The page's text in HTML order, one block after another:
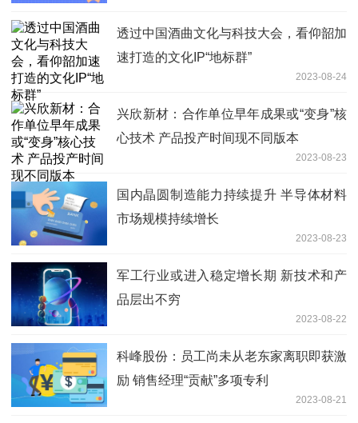
透过中国酒曲文化与科技大会，看仰韶加
速打造的文化IP“地标群”
2023-08-24
兴欣新材：合作单位早年成果或“变身”核
心技术 产品投产时间现不同版本
2023-08-23
国内晶圆制造能力持续提升 半导体材料
市场规模持续增长
2023-08-23
军工行业或进入稳定增长期 新技术和产
品层出不穷
2023-08-22
科峰股份：员工尚未从老东家离职即获激
励 销售经理“贡献”多项专利
2023-08-21